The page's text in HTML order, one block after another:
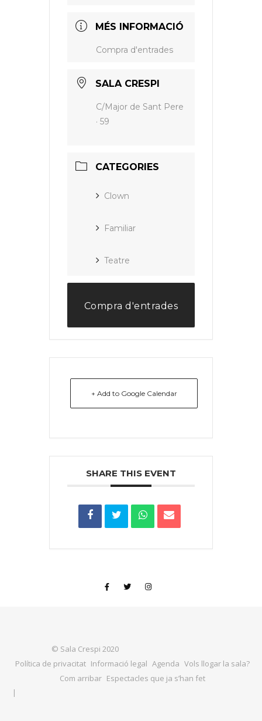
MÉS INFORMACIÓ
Compra d'entrades
SALA CRESPI
C/Major de Sant Pere
· 59
CATEGORIES
Clown
Familiar
Teatre
Compra d'entrades
+ Add to Google Calendar
SHARE THIS EVENT
Política de privacitat Informació legal Agenda Vols llogar la sala?
Com arribar Espectacles que ja s’han fet